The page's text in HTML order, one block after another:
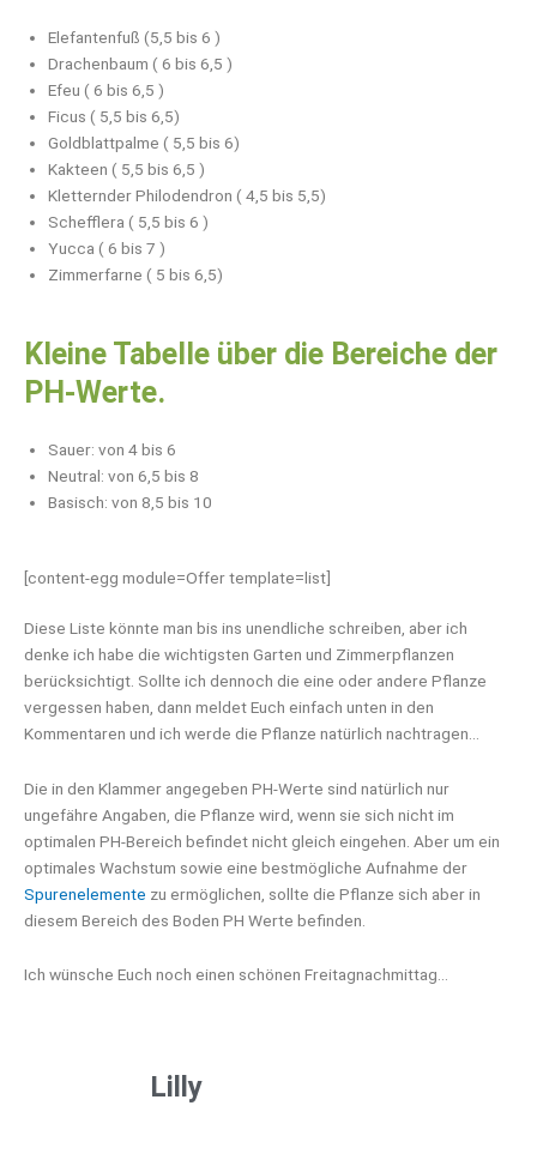
Elefantenfuß (5,5 bis 6 )
Drachenbaum ( 6 bis 6,5 )
Efeu ( 6 bis 6,5 )
Ficus ( 5,5 bis 6,5)
Goldblattpalme ( 5,5 bis 6)
Kakteen ( 5,5 bis 6,5 )
Kletternder Philodendron ( 4,5 bis 5,5)
Schefflera ( 5,5 bis 6 )
Yucca ( 6 bis 7 )
Zimmerfarne ( 5 bis 6,5)
Kleine Tabelle über die Bereiche der
PH-Werte.
Sauer: von 4 bis 6
Neutral: von 6,5 bis 8
Basisch: von 8,5 bis 10
[content-egg module=Offer template=list]
Diese Liste könnte man bis ins unendliche schreiben, aber ich
denke ich habe die wichtigsten Garten und Zimmerpflanzen
berücksichtigt. Sollte ich dennoch die eine oder andere Pflanze
vergessen haben, dann meldet Euch einfach unten in den
Kommentaren und ich werde die Pflanze natürlich nachtragen…
Die in den Klammer angegeben PH-Werte sind natürlich nur
ungefähre Angaben, die Pflanze wird, wenn sie sich nicht im
optimalen PH-Bereich befindet nicht gleich eingehen. Aber um ein
optimales Wachstum sowie eine bestmögliche Aufnahme der
Spurenelemente zu ermöglichen, sollte die Pflanze sich aber in
diesem Bereich des Boden PH Werte befinden.
Ich wünsche Euch noch einen schönen Freitagnachmittag…
Lilly